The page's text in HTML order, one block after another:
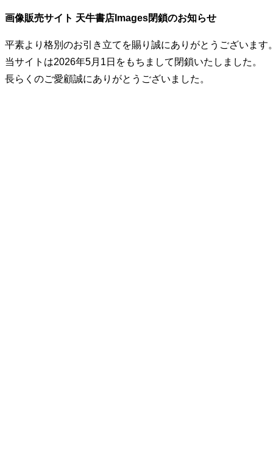
画像販売サイト 天牛書店Images閉鎖のお知らせ
平素より格別のお引き立てを賜り誠にありがとうございます
当サイトは2026年5月1日をもちまして閉鎖いたしました。
長らくのご愛顧誠にありがとうございました。